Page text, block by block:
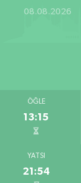
08.08.2026
ÖĞLE
13:15
YATSI
21:54